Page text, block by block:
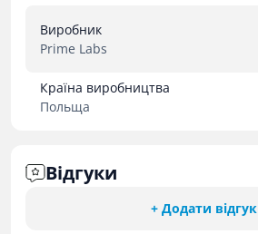
Виробник
Prime Labs
Країна виробництва
Польща
Відгуки
+ Додати відгук